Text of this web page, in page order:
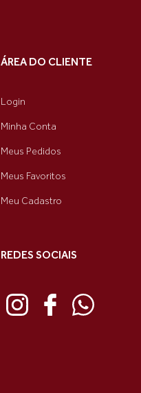
ÁREA DO CLIENTE
Login
Minha Conta
Meus Pedidos
Meus Favoritos
Meu Cadastro
REDES SOCIAIS